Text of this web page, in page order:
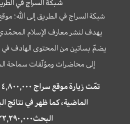
شبكة السراج في
شبكة السراج في الطريق إلى الله؛
يهدف لنشر معارف الإسلام المحمّدي
يضمّ بساتين من المحتوى الهادف في
إلى محاضرات ومؤلّفات سماحة
الماضية، كما ظهر في
البحث٢٢,٢٩٠,٠٠٠ مرّة.